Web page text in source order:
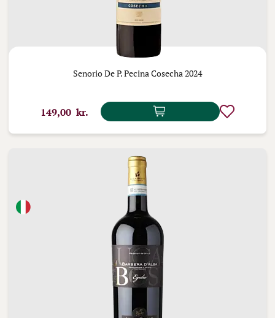
Senorio De P. Pecina Cosecha 2024
149,00 kr.